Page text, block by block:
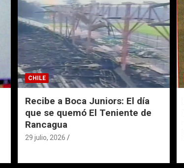
CHILE
Recibe a Boca Juniors: El día
que se quemó El Teniente de
Rancagua
29 julio, 2026